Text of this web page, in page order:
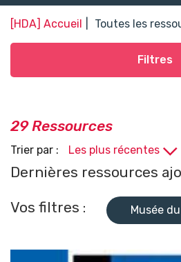
[HDA] Accueil Toutes les
Filtres
29 Ressources
Dernières ressources
Vos filtres : Musée
Trier par :